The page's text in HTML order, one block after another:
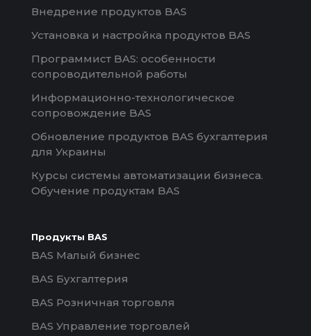
Внедрение продуктов BAS
Установка и настройка продуктов BAS
Программист BAS: особенности
сопроводительной работы
Информационно-технологическое
сопровождение BAS
Обновление продуктов BAS бухгалтерия
для Украины
Курсы системы автоматизации бизнеса.
Обучение продуктам BAS
Продукты BAS
BAS Малый бизнес
BAS Бухгалтерия
BAS Розничная торговля
BAS Управление торговлей